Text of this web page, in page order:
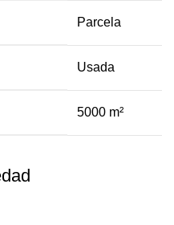
Parcela
Usada
5000 m²